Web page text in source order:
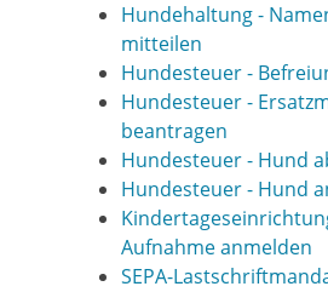
Hundehaltung -
mitteilen
Hundesteuer -
Hundesteuer -
beantragen
Hundesteuer - Hund
Hundesteuer - Hund
Aufnahme anmelden
SEPA-